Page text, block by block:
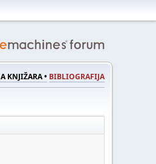
KNJIŽARA • BIBLIOGRAFIJA